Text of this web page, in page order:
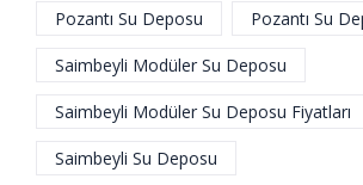
Pozantı Su Deposu Pozantı Su
Saimbeyli Modüler Su Deposu
Saimbeyli Modüler Su Deposu Fiyatları
Saimbeyli Su Deposu